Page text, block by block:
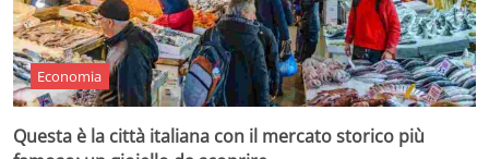
Economia
Questa è la città italiana con il mercato storico più